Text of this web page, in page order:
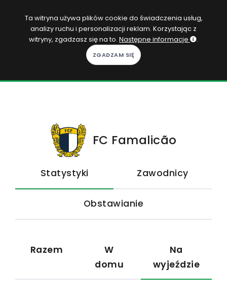
Zaloguj się
KOPACAK
DO DOMU
SUBSKRYPCJA
Ta witryna używa plików cookie do świadczenia usług,
analizy ruchu i personalizacji reklam. Korzystając z
witryny, zgadzasz się na to. Następne informacje .
FC Famalicão
Statystyki Zawodnicy
Obstawianie
Razem
W
domu
Na
wyjeździe